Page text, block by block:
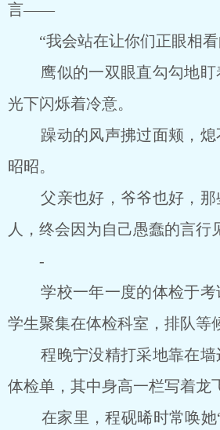
言——
“我会站在让你们正眼相看
鹰似的一双眼直勾勾地盯
光下闪烁着冷意。
躁动的风声拂过面颊，熄
昭昭。
父亲也好，爷爷也好，那
人，终会因为自己愚蠢的言行
-
学校一年一度的体检于考
学生聚集在体检科室，排队等
程晚宁没精打采地靠在墙
体检单，其中身高一栏写着龙
在家里，程砚晞时常唤她“